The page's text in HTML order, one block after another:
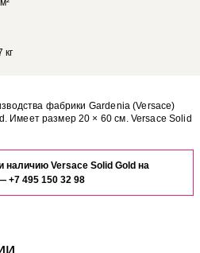
кг
фабрики Gardenia (Versace)
Имеет размер 20 × 60 см. Versace Solid
сочетается с другими элементами
бесплатный дизайн-проект с
Gardenia (Versace) Solid Gold.
наличию Versace Solid Gold на
+7 495 150 32 98